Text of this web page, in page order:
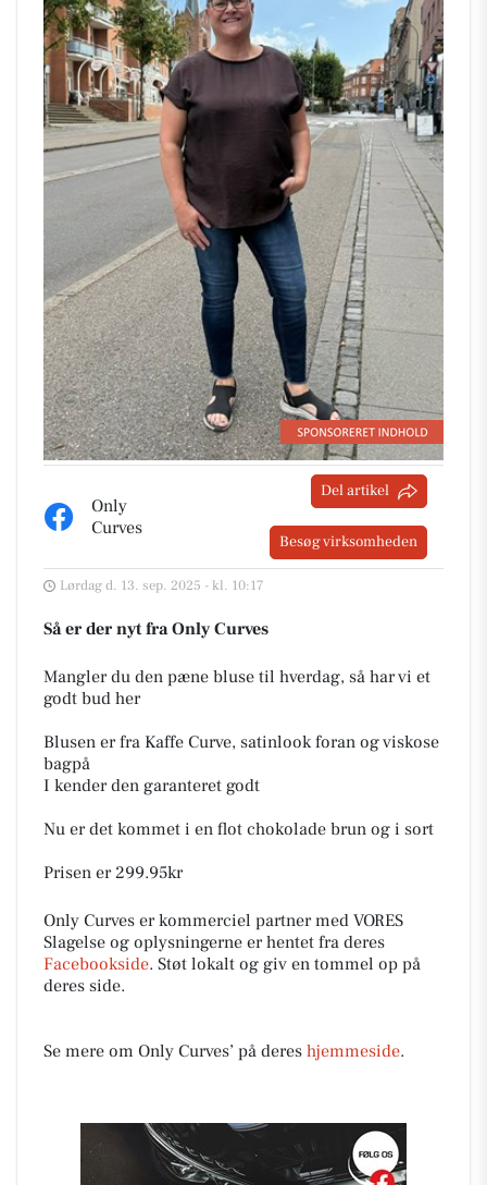
Only
Curves
Del artikel
Besøg virksomheden
Lørdag d. 13. sep. 2025 - kl. 10:17
Så er der nyt fra Only Curves
Mangler du den pæne bluse til hverdag, så har vi et
godt bud her
Blusen er fra Kaffe Curve, satinlook foran og viskose
bagpå
I kender den garanteret godt
Nu er det kommet i en flot chokolade brun og i sort
Prisen er 299.95kr
Only Curves er kommerciel partner med VORES
Slagelse og oplysningerne er hentet fra deres
Facebookside. Støt lokalt og giv en tommel op på
deres side.
Se mere om Only Curves’ på deres hjemmeside.